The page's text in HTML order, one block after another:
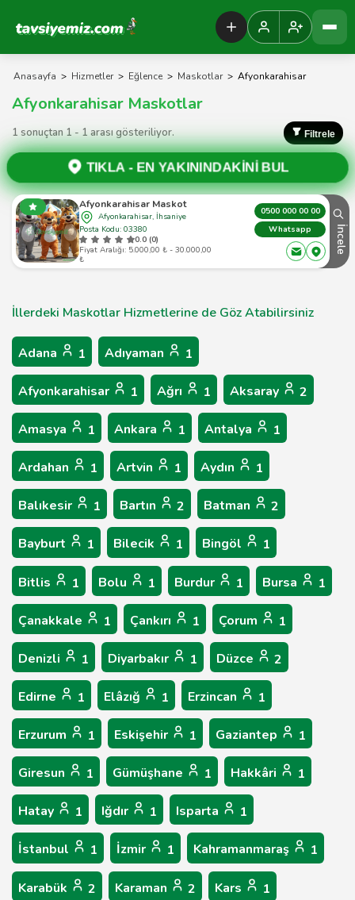
Tavsiyemiz Anasayfa
Anasayfa > Hizmetler > Eğlence > Maskotlar > Afyonkarahisar
Afyonkarahisar Maskotlar
1 sonuçtan 1 - 1 arası gösteriliyor. Filtrele
TIKLA - EN YAKININDAKİNİ BUL
Afyonkarahisar Maskot
Afyonkarahisar, İhsaniye
Posta Kodu: 03380
0.0 (0)
Fiyat Aralığı: 5.000,00 ₺ - 30.000,00
₺
0500 000 00 00
Whatsapp
İncele
İllerdeki Maskotlar Hizmetlerine de Göz Atabilirsiniz
Adana 1 Adıyaman 1
Afyonkarahisar 1 Ağrı 1 Aksaray 2
Amasya 1 Ankara 1 Antalya 1
Ardahan 1 Artvin 1 Aydın 1
Balıkesir 1 Bartın 2 Batman 2
Bayburt 1 Bilecik 1 Bingöl 1
Bitlis 1 Bolu 1 Burdur 1 Bursa 1
Çanakkale 1 Çankırı 1 Çorum 1
Denizli 1 Diyarbakır 1 Düzce 2
Edirne 1 Elâzığ 1 Erzincan 1
Erzurum 1 Eskişehir 1 Gaziantep 1
Giresun 1 Gümüşhane 1 Hakkâri 1
Hatay 1 Iğdır 1 Isparta 1
İstanbul 1 İzmir 1 Kahramanmaraş 1
Karabük 2 Karaman 2 Kars 1